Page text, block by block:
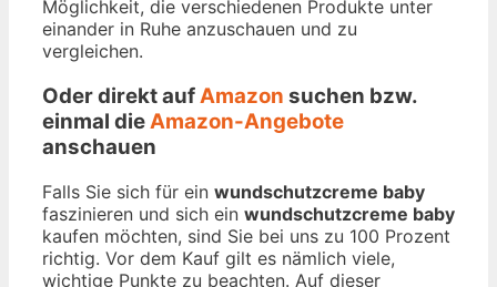
Möglichkeit, die verschiedenen Produkte unter
einander in Ruhe anzuschauen und zu
vergleichen.
Oder direkt aufAmazon suchen bzw.
einmal dieAmazon-Angebote
anschauen
Falls Sie sich für ein wundschutzcreme baby
faszinieren und sich ein wundschutzcreme baby
kaufen möchten, sind Sie bei uns zu 100 Prozent
richtig. Vor dem Kauf gilt es nämlich viele,
wichtige Punkte zu beachten. Auf dieser